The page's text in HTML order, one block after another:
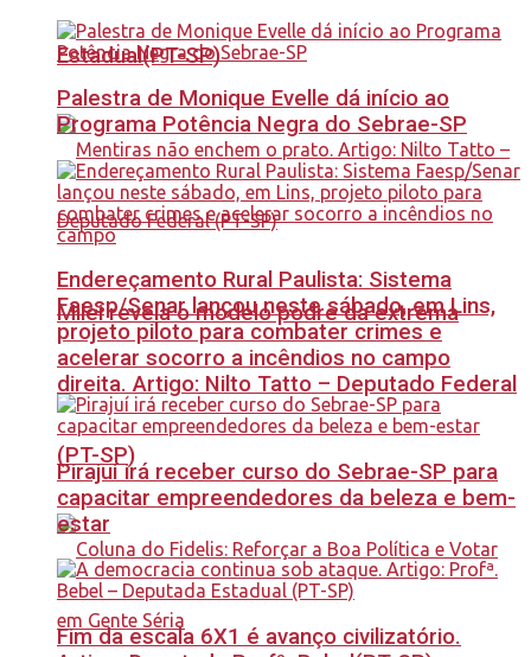
Estadual(PT-SP)
Milei revela o modelo podre da extrema
direita. Artigo: Nilto Tatto – Deputado Federal
(PT-SP)
Palestra de Monique Evelle dá início ao
Programa Potência Negra do Sebrae-SP
Endereçamento Rural Paulista: Sistema
Faesp/Senar lançou neste sábado, em Lins,
projeto piloto para combater crimes e
acelerar socorro a incêndios no campo
Pirajuí irá receber curso do Sebrae-SP para
capacitar empreendedores da beleza e bem-
estar
Fim da escala 6X1 é avanço civilizatório.